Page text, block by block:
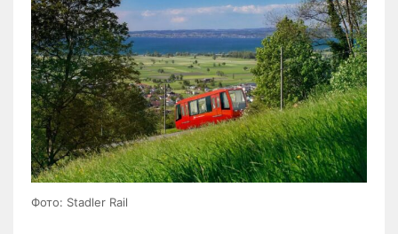
Фото: Stadler Rail